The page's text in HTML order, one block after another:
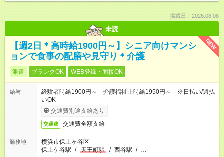
掲載日：2026.08.08
未読
NEW
【週2日＊高時給1900円～】シニア向けマンシ
ョンで食事の配膳や見守り＊介護
派遣 ブランクOK WEB登録・面接OK
給与
経験者時給1900円～ 介護福祉士時給1950円～ ※日払い/週払
いOK
交通費別途支給あり
交通費 交通費全額支給
勤務地
横浜市保土ヶ谷区
保土ケ谷駅 / 天王町駅 / 西谷駅 / …